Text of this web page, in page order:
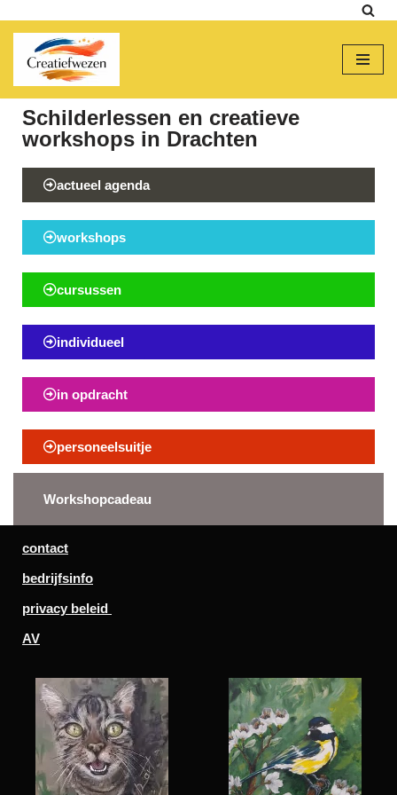
naar
inhoud
Schilderlessen en creatieve
workshops in Drachten
actueel agenda
workshops
cursussen
individueel
in opdracht
personeelsuitje
Workshopcadeau
contact
bedrijfsinfo
privacy beleid
AV